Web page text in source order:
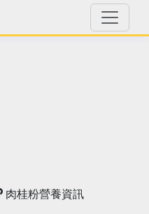
肉桂粉營養資訊